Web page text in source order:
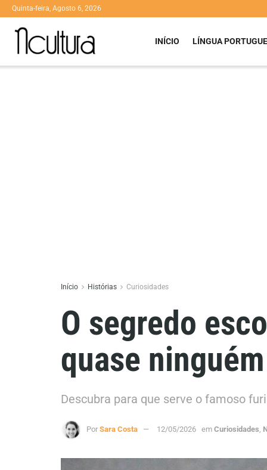
Quinta-feira, Agosto 6, 2026
INÍCIO LÍNGUA
Início Histórias Curiosidades
O segredo
quase
Descubra para que serve o famoso
Por Sara Costa 12/05/2026 em Curiosidades,